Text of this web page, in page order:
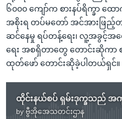
၆၀၀၀ ကျော်က စားနပ်ရိက္ခာ ထေ
အစိုးရ တပ်မတော် အင်အားဖြည့်တ
ဆင်နေမှု ရပ်တန့်ရေး၊ လူ့အခွင့်အရေ
ရေး အစရှိတာတွေ တောင်းဆိုကာ
ထုတ်ဖော် တောင်းဆိုခဲ့ပါတယ်ရှင်။
by ဗွီအိုအေသတင်းဌာန